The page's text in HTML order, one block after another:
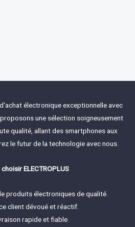
électronique exceptionnelle avec
proposons une sélection soigneusement
qualité, allant des smartphones aux
le futur de la technologie avec nous.
ELECTROPLUS
produits électroniques de qualité.
client dévoué et réactif.
rapide et fiable.